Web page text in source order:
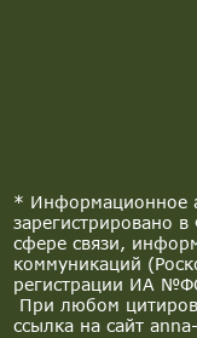
* Информационное
зарегистрировано
сфере связи,
коммуникаций
регистрации ИА
При любом
ссылка на сайт